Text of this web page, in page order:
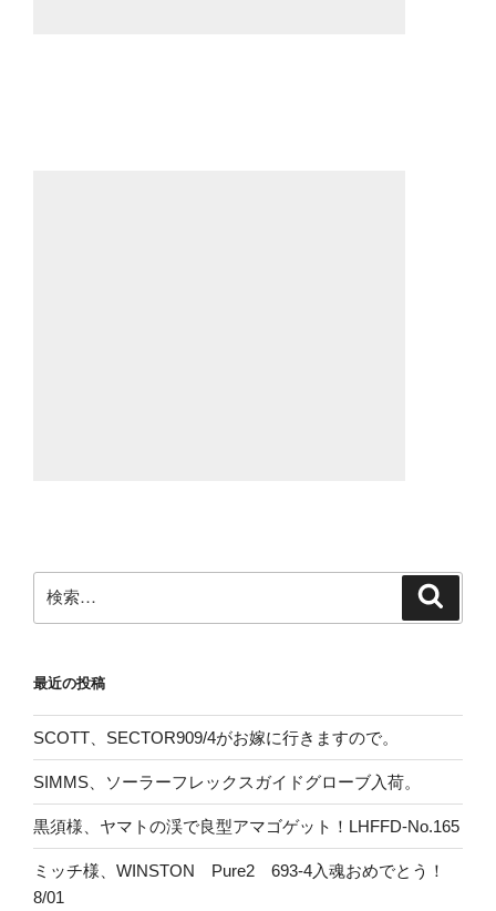
検
索:
最近の投稿
SCOTT、SECTOR909/4がお嫁に行きますので。
SIMMS、ソーラーフレックスガイドグローブ入荷。
黒須様、ヤマトの渓で良型アマゴゲット！LHFFD-No.165
ミッチ様、WINSTON Pure2 693-4入魂おめでとう！
8/01